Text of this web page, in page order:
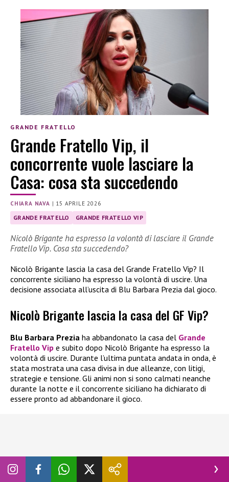
GRANDE FRATELLO
Grande Fratello Vip, il
concorrente vuole lasciare la
Casa: cosa sta succedendo
CHIARA NAVA | 15 APRILE 2026
GRANDE FRATELLO GRANDE FRATELLO VIP
Nicolò Brigante ha espresso la volontà di lasciare il Grande
Fratello Vip. Cosa sta succedendo?
Nicolò Brigante lascia la casa del Grande Fratello Vip? Il
concorrente siciliano ha espresso la volontà di uscire. Una
decisione associata all’uscita di Blu Barbara Prezia dal gioco.
Nicolò Brigante lascia la casa del GF Vip?
Blu Barbara Prezia ha abbandonato la casa del Grande
Fratello Vip e subito dopo Nicolò Brigante ha espresso la
volontà di uscire. Durante l’ultima puntata andata in onda, è
stata mostrata una casa divisa in due alleanze, con litigi,
strategie e tensione. Gli animi non si sono calmati neanche
durante la notte e il concorrente siciliano ha dichiarato di
essere pronto ad abbandonare il gioco.